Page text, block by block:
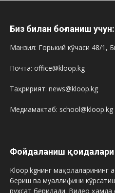
Биз билан боғланиш учун:
Манзил: Горький кўчаси 48/1,
Почта: office@kloop.kg
Таҳририят: news@kloop.kg
Медиамактаб: school@kloop.kg
Фойдаланиш қоидалари
Kloop.kgнинг мақолаларининг
бериш ва муаллифини
рухсат берилади. Видео ҳамда